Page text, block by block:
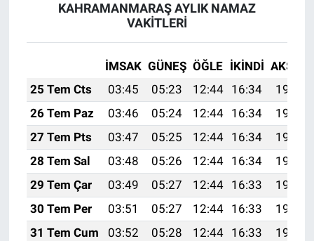
KAHRAMANMARAŞ AYLIK NAMAZ
VAKITLERI
İMSAK GÜNEŞ ÖĞLE İKINDI AKŞAM
25 Tem Cts
03:45 05:23 12:44 16:34
19:54
26 Tem Paz
03:46 05:24 12:44 16:34
19:54
27 Tem Pts
03:47 05:25 12:44 16:34
19:53
28 Tem Sal
03:48 05:26 12:44 16:34
19:52
29 Tem Çar
03:49 05:27 12:44 16:33
19:51
30 Tem Per
03:51 05:27 12:44 16:33
19:50
31 Tem Cum
03:52 05:28 12:44 16:33
19:49